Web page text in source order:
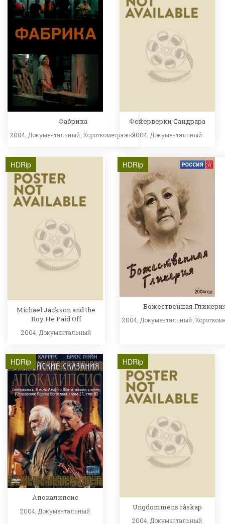
Фабрика
2004, Документальный Короткометражка
Фейерверки Сандрара
2004, Документальный
HDRip
Michael Jackson and the
Boy He Paid Off
2004, Документальный
HDRip
Божественная
2004,Документальный,
HDRip
Апокалипсис
2004, Документальный
HDRip
Ungdommens råskap
2004,Документальный